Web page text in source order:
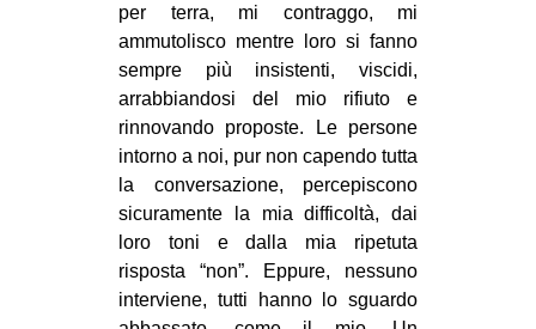
per terra, mi contraggo, mi
ammutolisco mentre loro si fanno
sempre più insistenti, viscidi,
arrabbiandosi del mio rifiuto e
rinnovando proposte. Le persone
intorno a noi, pur non capendo tutta
la conversazione, percepiscono
sicuramente la mia difficoltà, dai
loro toni e dalla mia ripetuta
risposta “non”. Eppure, nessuno
interviene, tutti hanno lo sguardo